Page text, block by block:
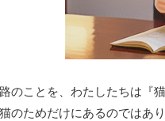
のことを、わたしたちは『
のためだけにあるのではあ